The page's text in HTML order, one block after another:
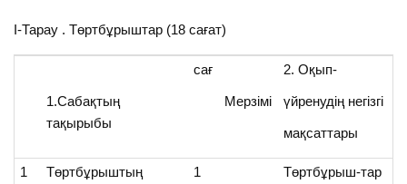
І-Тарау . Төртбұрыштар (18 сағат)
1.Сабақтың
тақырыбы
сағ
Мерзімі
2. Оқып-
үйренудің негізгі
мақсаттары
1
Төртбұрыштың
1
Төртбұрыш-тар